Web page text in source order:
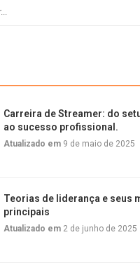
Carreira de Streamer: do
ao sucesso profissional.
Atualizado em 9 de maio de 2025
Teorias de liderança e seus
principais
Atualizado em 2 de junho de 2025